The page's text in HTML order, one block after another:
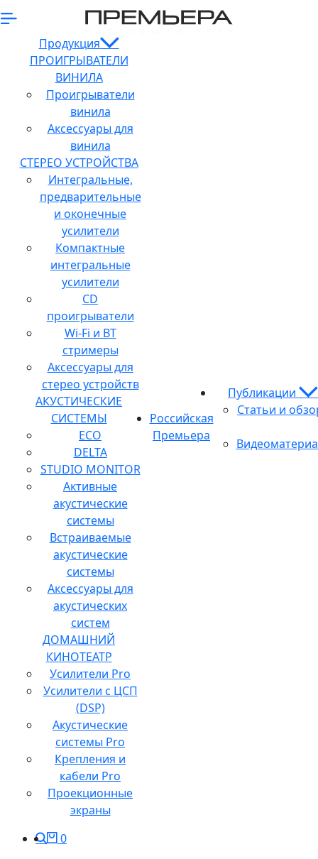
Продукция
ПРОИГРЫВАТЕЛИ
ВИНИЛА
Проигрыватели
винила
Аксессуары для
винила
СТЕРЕО УСТРОЙСТВА
Интегральные,
предварительные
и оконечные
усилители
Компактные
интегральные
усилители
CD
проигрыватели
Wi-Fi и BT
стримеры
Аксессуары для
стерео устройств
АКУСТИЧЕСКИЕ
СИСТЕМЫ
ECO
DELTA
STUDIO MONITOR
Активные
акустические
системы
Встраиваемые
акустические
системы
Аксессуары для
акустических
систем
ДОМАШНИЙ
КИНОТЕАТР
Усилители Pro
Усилители с ЦСП
(DSP)
Акустические
системы Pro
Крепления и
кабели Pro
Проекционные
экраны
Российская
Премьера
Публикации
Статьи и
0